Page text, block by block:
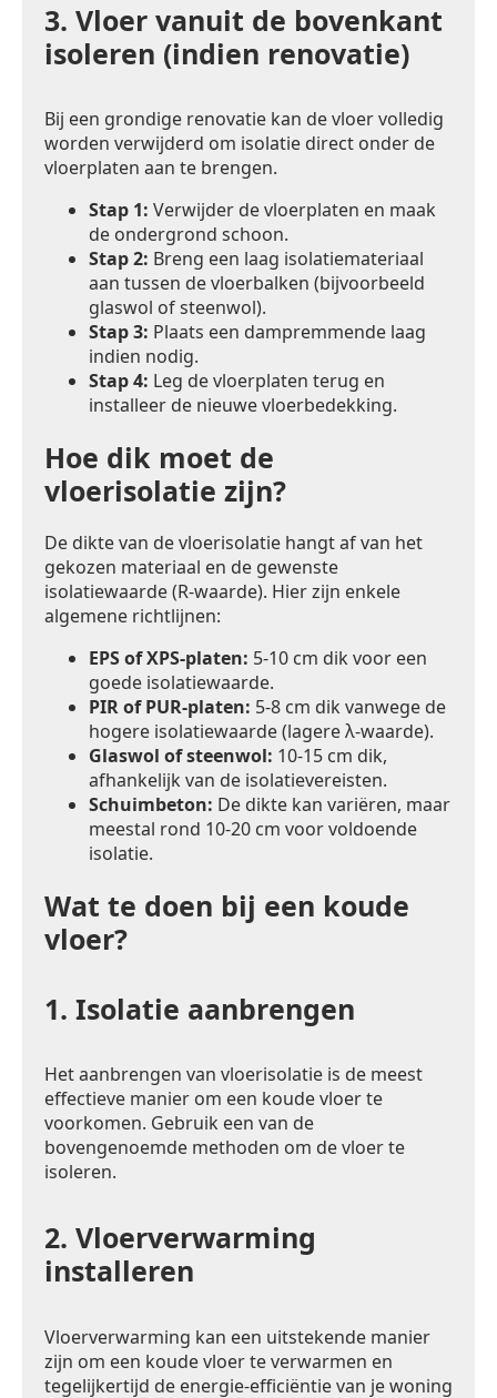
3. Vloer vanuit de bovenkant
isoleren (indien renovatie)
Bij een grondige renovatie kan de vloer volledig
worden verwijderd om isolatie direct onder de
vloerplaten aan te brengen.
Stap 1: Verwijder de vloerplaten en maak
de ondergrond schoon.
Stap 2: Breng een laag isolatiemateriaal
aan tussen de vloerbalken (bijvoorbeeld
glaswol of steenwol).
Stap 3: Plaats een dampremmende laag
indien nodig.
Stap 4: Leg de vloerplaten terug en
installeer de nieuwe vloerbedekking.
Hoe dik moet de
vloerisolatie zijn?
De dikte van de vloerisolatie hangt af van het
gekozen materiaal en de gewenste
isolatiewaarde (R-waarde). Hier zijn enkele
algemene richtlijnen:
EPS of XPS-platen: 5-10 cm dik voor een
goede isolatiewaarde.
PIR of PUR-platen: 5-8 cm dik vanwege de
hogere isolatiewaarde (lagere λ-waarde).
Glaswol of steenwol: 10-15 cm dik,
afhankelijk van de isolatievereisten.
Schuimbeton: De dikte kan variëren, maar
meestal rond 10-20 cm voor voldoende
isolatie.
Wat te doen bij een koude
vloer?
1. Isolatie aanbrengen
Het aanbrengen van vloerisolatie is de meest
effectieve manier om een koude vloer te
voorkomen. Gebruik een van de
bovengenoemde methoden om de vloer te
isoleren.
2. Vloerverwarming
installeren
Vloerverwarming kan een uitstekende manier
zijn om een koude vloer te verwarmen en
tegelijkertijd de energie-efficiëntie van je woning